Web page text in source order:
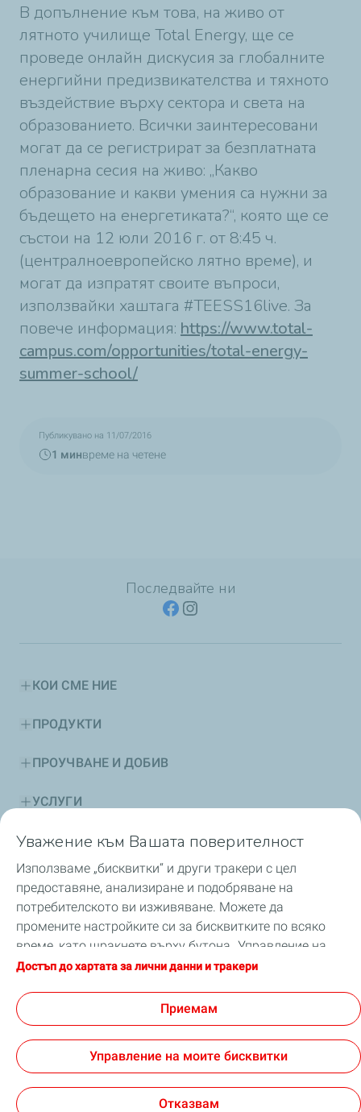
В допълнение към това, на живо от
лятното училище Total Energy, ще се
проведе онлайн дискусия за глобалните
енергийни предизвикателства и тяхното
въздействие върху сектора и света на
образованието. Всички заинтересовани
могат да се регистрират за безплатната
пленарна сесия на живо: „Какво
образование и какви умения са нужни за
бъдещето на енергетиката?“, която ще се
състои на 12 юли 2016 г. от 8:45 ч.
(централноевропейско лятно време), и
могат да изпратят своите въпроси,
използвайки хаштага #TEESS16live. За
повече информация: https://www.total-
campus.com/opportunities/total-energy-
summer-school/
Публикувано на 11/07/2016
1 минвреме на четене
Последвайте ни
КОИ СМЕ НИЕ
ПРОДУКТИ
ПРОУЧВАНЕ И ДОБИВ
УСЛУГИ
УСТОЙЧИВО РАЗВИТИЕ
СЪВЕТИ
БЕЗОПАСНОСТ
GDPRУсловия за ползване
Достъпност: частично съвместима
Общи условия за продажба ТоталенЕрджис Маркетинг
Cookies
Уважение към Вашата поверителност
Използваме „бисквитки“ и други тракери с цел
предоставяне, анализиране и подобряване на
потребителското ви изживяване. Можете да
промените настройките си за бисквитките по всяко
време, като щракнете върху бутона „Управление на
моите бисквитки“. С щракване върху бутона
бисквитки. В случай, че щракнете върху „Отказвам“,
ще бъдат използвани само техническите бисквитки,
необходими за правилното функциониране на сайта.
За повече информация можете да се консултирате
Достъп до хартата за лични данни и тракери
Приемам
Управление на моите бисквитки
Отказвам